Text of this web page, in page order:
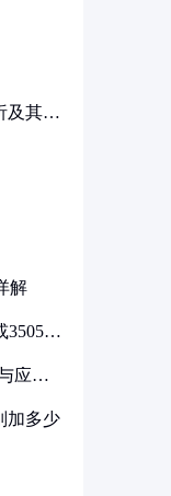
及其在
解
3505代
应用
加多少